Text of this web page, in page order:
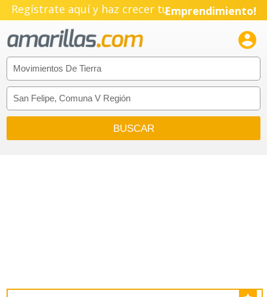
Regístrate aquí y haz crecer tu
Emprendimiento!
